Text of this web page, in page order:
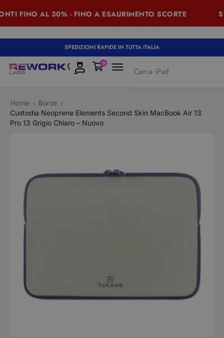
FINO AL 30% - FINO A ESAURIMENTO SCORTE
SPEDIZIONI RAPIDE IN TUTTA ITALIA
Cerca iPad
0
Home
Borse
Custodia Neoprene Elements Second Skin MacBook Air 13
Pro 13 Grigio Chiaro – Nuovo